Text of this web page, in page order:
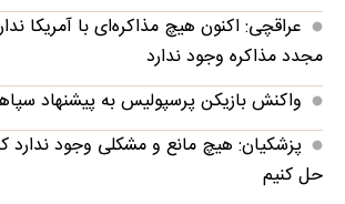
عراقچی: اکنون هیچ مذاکره‌ای با آمریکا
مجدد مذاکره وجود ندارد
واکنش بازیکن پرسپولیس به پیشنهاد
پزشکیان: هیچ مانع و مشکلی وجود ندارد که
حل کنیم